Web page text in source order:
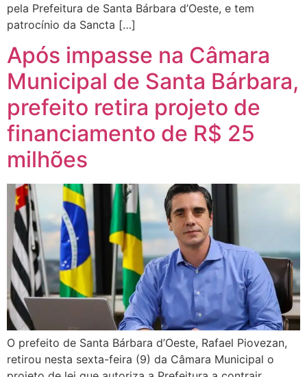
pela Prefeitura de Santa Bárbara d’Oeste, e tem
patrocínio da Sancta […]
Após impasse na Câmara
Municipal de Santa Bárbara,
prefeito retira projeto de
financiamento de R$ 25
milhões
O prefeito de Santa Bárbara d’Oeste, Rafael Piovezan,
retirou nesta sexta-feira (9) da Câmara Municipal o